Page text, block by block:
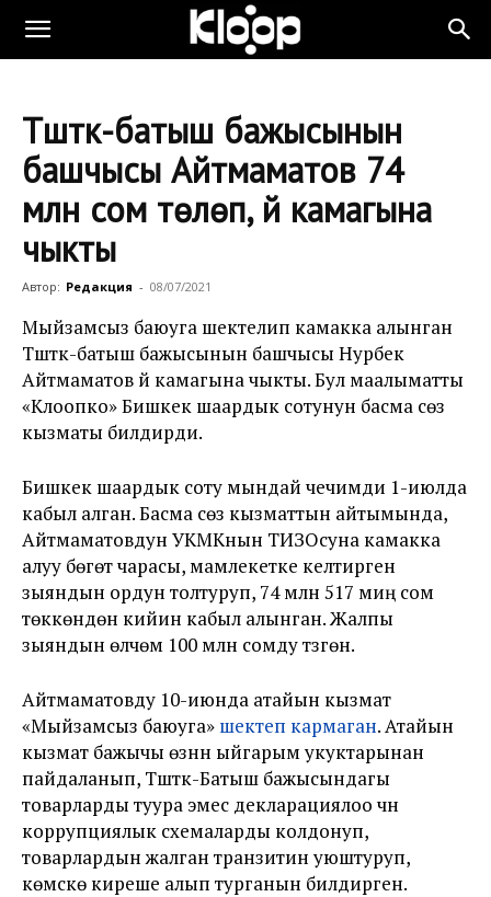
Түштүк-батыш бажысынын
башчысы Айтмаматов 74
млн сом төлөп, үй камагына
чыкты
Автор: Редакция - 08/07/2021
Мыйзамсыз баюуга шектелип камакка алынган
Түштүк-батыш бажысынын башчысы Нурбек
Айтмаматов үй камагына чыкты. Бул маалыматты
«Клоопко» Бишкек шаардык сотунун басма сөз
кызматы билдирди.
Бишкек шаардык соту мындай чечимди 1-июлда
кабыл алган. Басма сөз кызматтын айтымында,
Айтмаматовдун УКМКнын ТИЗОсуна камакка
алуу бөгөт чарасы, мамлекетке келтирген
зыяндын ордун толтуруп, 74 млн 517 миң сом
төккөндөн кийин кабыл алынган. Жалпы
зыяндын өлчөмү 100 млн сомду түзгөн.
Айтмаматовду 10-июнда атайын кызмат
«Мыйзамсыз баюуга» шектеп кармаган. Атайын
кызмат бажычы өзүнүн ыйгарым укуктарынан
пайдаланып, Түштүк-Батыш бажысындагы
товарларды туура эмес декларациялоо үчүн
коррупциялык схемаларды колдонуп,
товарлардын жалган транзитин уюштуруп,
көмүскө киреше алып турганын билдирген.